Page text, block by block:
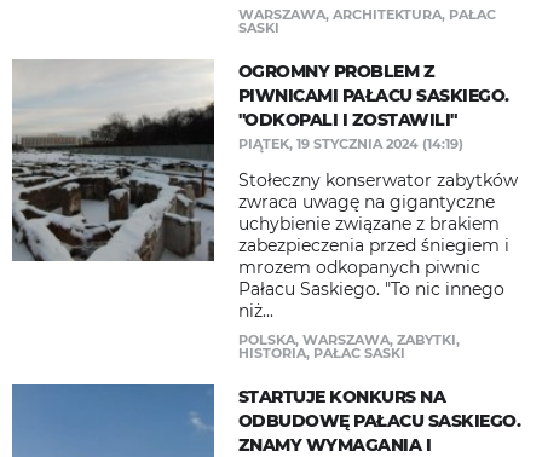
WARSZAWA, ARCHITEKTURA, PAŁAC
SASKI
OGROMNY PROBLEM Z
PIWNICAMI PAŁACU SASKIEGO.
"ODKOPALI I ZOSTAWILI"
PIĄTEK, 19 STYCZNIA 2024 (14:19)
Stołeczny konserwator zabytków
zwraca uwagę na gigantyczne
uchybienie związane z brakiem
zabezpieczenia przed śniegiem i
mrozem odkopanych piwnic
Pałacu Saskiego. "To nic innego
niż...
POLSKA, WARSZAWA, ZABYTKI,
HISTORIA, PAŁAC SASKI
STARTUJE KONKURS NA
ODBUDOWĘ PAŁACU SASKIEGO.
ZNAMY WYMAGANIA I